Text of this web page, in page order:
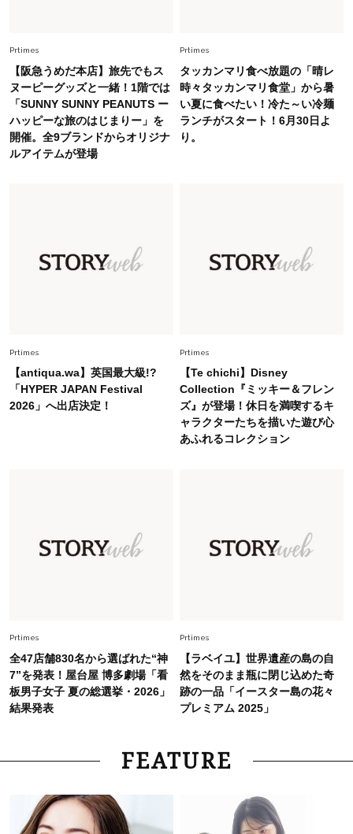
Fashion 2026.6.12
中村ゆりさん「40代になり、やっと“仕事以外の
幸福感”に目が向いた」ライフスタイルも、服も
Fashion 2026.5.29
40代の夏通勤はこれ１着！「きちんと感」も
初夏はこれさえあれば！40代は【淡色ワンピ】
で即涼しげ＆上品見え〈3選〉
オシャレ40代の【ワンピ＆オールインワン】最
いめハーフパンツでモードに昇華
Prtimes
【阪急うめだ本店】旅先でもス
ヌーピーグッズと一緒！1階では
「SUNNY SUNNY PEANUTS ー
ハッピーな旅のはじまりー」を
開催。全9ブランドからオリジナ
ルアイテムが登場
Prtimes
タッカンマリ食べ放題の「晴レ
時々タッカンマリ食堂」から暑
い夏に食べたい！冷た～い冷麺
ランチがスタート！6月30日よ
り。
Prtimes
【antiqua.wa】英国最大級!?
「HYPER JAPAN Festival
2026」へ出店決定！
Prtimes
【Te chichi】Disney
Collection『ミッキー＆フレン
ズ』が登場！休日を満喫するキ
ャラクターたちを描いた遊び心
あふれるコレクション
Prtimes
全47店舗830名から選ばれた“神
7”を発表！屋台屋 博多劇場「看
板男子女子 夏の総選挙・2026」
結果発表
Prtimes
【ラベイユ】世界遺産の島の自
然をそのまま瓶に閉じ込めた奇
跡の一品「イースター島の花々
プレミアム 2025」
FEATURE